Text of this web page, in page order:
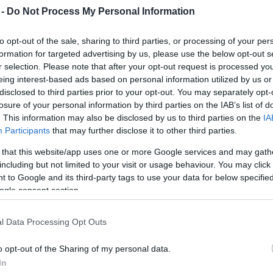
Do Not Process My Personal Information
opt-out of the sale, sharing to third parties, or processing of your
for targeted advertising by us, please use the below opt-out
selection. Please note that after your opt-out request is processed
interest-based ads based on personal information utilized by us
to third parties prior to your opt-out. You may separately
of your personal information by third parties on the IAB’s list of
This information may also be disclosed by us to third parties on the
Participants that may further disclose it to other third parties.
that this website/app uses one or more Google services and may
but not limited to your visit or usage behaviour. You may
to Google and its third-party tags to use your data for below
consent section.
Data Processing Opt Outs
opt-out of the Sharing of my personal data.
gyilkosának tartott Lee Harvey Oswald
egy illinoisi múzeum vásárolt meg.
A kanadai RM Auctions közleménye szerint az
1962-es évjáratú Checker Marathon is azok között
a tételek között szerepelt, amelyeket sikerült
eladni a megszűnt texasi Pate Közlekedési
Múzeumból.
Az egykori dallasi taxi 35 750 dollárért (8,6 millió
forintért) került az illinoisi Historic Auto
Attractions múzeum gyűjteményébe.
intette le a taxit, mert a menekülésre eredetileg
A